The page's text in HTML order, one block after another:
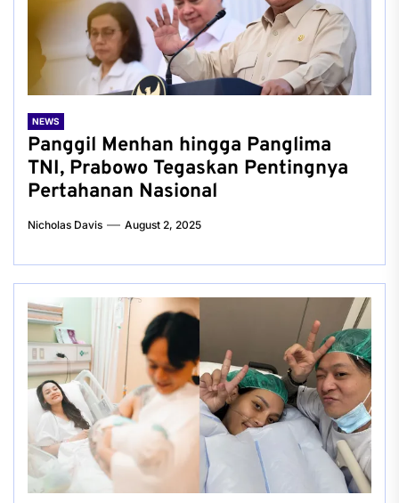
NEWS
Panggil Menhan hingga Panglima
TNI, Prabowo Tegaskan Pentingnya
Pertahanan Nasional
Nicholas Davis August 2, 2025